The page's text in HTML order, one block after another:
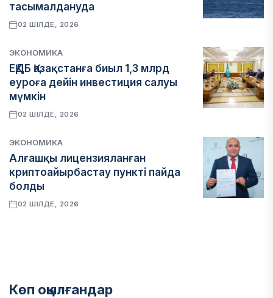
тасымалдануда
02 ШІЛДЕ, 2026
ЭКОНОМИКА
ЕҚДБ Қазақстанға биыл 1,3 млрд
еуроға дейін инвестиция салуы
мүмкін
02 ШІЛДЕ, 2026
ЭКОНОМИКА
Алғашқы лицензияланған
криптоайырбастау пункті пайда
болды
02 ШІЛДЕ, 2026
Көп оқылғандар